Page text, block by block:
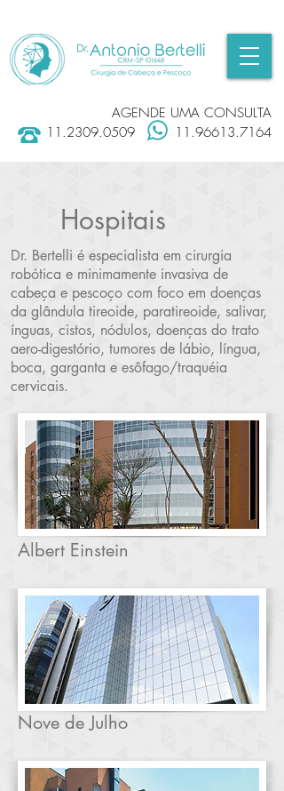
AGENDE UMA CONSULTA
11.2309.0509
11.96613.7164
Hospitais
Dr. Bertelli é especialista em cirurgia
robótica e minimamente invasiva de
cabeça e pescoço com foco em doenças
da glândula tireoide, paratireoide, salivar,
ínguas, cistos, nódulos, doenças do trato
aero-digestório, tumores de lábio, língua,
boca, garganta e esôfago/traquéia
cervicais.
Albert Einstein
Nove de Julho